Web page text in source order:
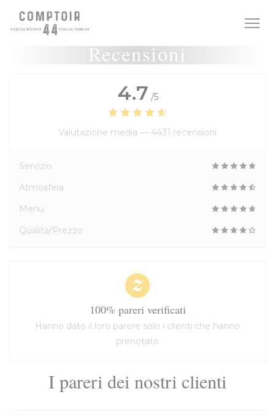
Personalizzazione delle tue scelte sui cookie
Recensioni
I pareri dei nostri clienti
4.7 /5
Valutazione media — 4431 recensioni
Servizio
Atmosfera
Menu
Qualità/Prezzo
100% pareri verificati
Hanno dato il loro parere solo i clienti che hanno
prenotato